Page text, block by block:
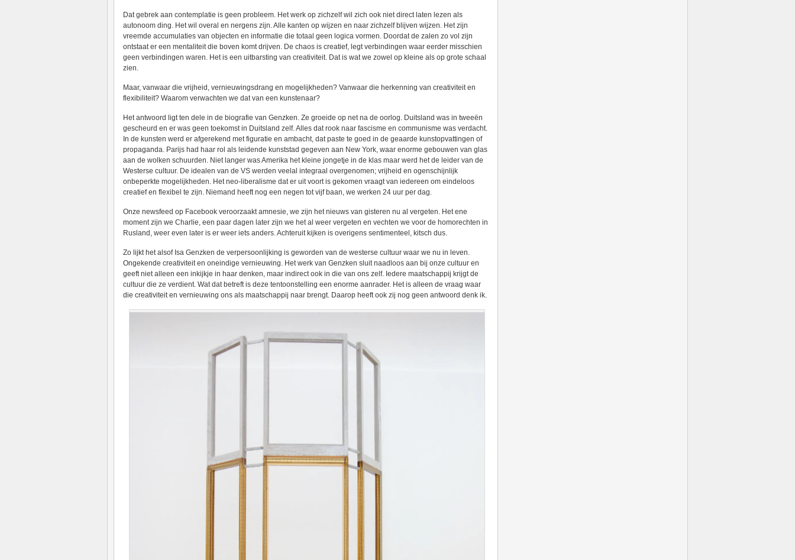
Dat gebrek aan contemplatie is geen probleem. Het werk op zichzelf wil zich ook niet direct laten lezen als
autonoom ding. Het wil overal en nergens zijn. Alle kanten op wijzen en naar zichzelf blijven wijzen. Het zijn
vreemde accumulaties van objecten en informatie die totaal geen logica vormen. Doordat de zalen zo vol zijn
ontstaat er een mentaliteit die boven komt drijven. De chaos is creatief, legt verbindingen waar eerder misschien
geen verbindingen waren. Het is een uitbarsting van creativiteit. Dat is wat we zowel op kleine als op grote schaal
zien.
Maar, vanwaar die vrijheid, vernieuwingsdrang en mogelijkheden? Vanwaar die herkenning van creativiteit en
flexibiliteit? Waarom verwachten we dat van een kunstenaar?
Het antwoord ligt ten dele in de biografie van Genzken. Ze groeide op net na de oorlog. Duitsland was in tweeën
gescheurd en er was geen toekomst in Duitsland zelf. Alles dat rook naar fascisme en communisme was verdacht.
In de kunsten werd er afgerekend met figuratie en ambacht, dat paste te goed in de geaarde kunstopvattingen of
propaganda. Parijs had haar rol als leidende kunststad gegeven aan New York, waar enorme gebouwen van glas
aan de wolken schuurden. Niet langer was Amerika het kleine jongetje in de klas maar werd het de leider van de
Westerse cultuur. De idealen van de VS werden veelal integraal overgenomen; vrijheid en ogenschijnlijk
onbeperkte mogelijkheden. Het neo-liberalisme dat er uit voort is gekomen vraagt van iedereen om eindeloos
creatief en flexibel te zijn. Niemand heeft nog een negen tot vijf baan, we werken 24 uur per dag.
Onze newsfeed op Facebook veroorzaakt amnesie, we zijn het nieuws van gisteren nu al vergeten. Het ene
moment zijn we Charlie, een paar dagen later zijn we het al weer vergeten en vechten we voor de homorechten in
Rusland, weer even later is er weer iets anders. Achteruit kijken is overigens sentimenteel, kitsch dus.
Zo lijkt het alsof Isa Genzken de verpersoonlijking is geworden van de westerse cultuur waar we nu in leven.
Ongekende creativiteit en oneindige vernieuwing. Het werk van Genzken sluit naadloos aan bij onze cultuur en
geeft niet alleen een inkijkje in haar denken, maar indirect ook in die van ons zelf. Iedere maatschappij krijgt de
cultuur die ze verdient. Wat dat betreft is deze tentoonstelling een enorme aanrader. Het is alleen de vraag waar
die creativiteit en vernieuwing ons als maatschappij naar brengt. Daarop heeft ook zij nog geen antwoord denk ik.